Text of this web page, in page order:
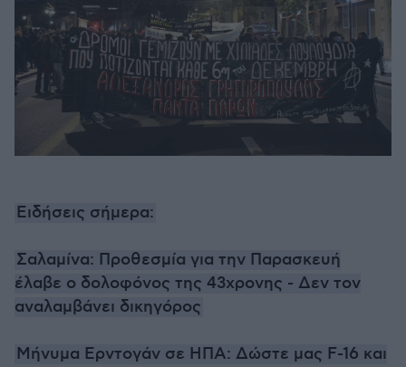
Ειδήσεις σήμερα:
Σαλαμίνα: Προθεσμία για την Παρασκευή
έλαβε ο δολοφόνος της 43χρονης - Δεν τον
αναλαμβάνει δικηγόρος
Μήνυμα Ερντογάν σε ΗΠΑ: Δώστε μας F-16 και